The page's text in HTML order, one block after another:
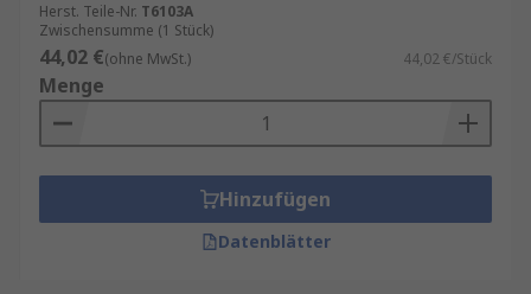
Herst. Teile-Nr. T6103A
Zwischensumme (1 Stück)
44,02 €(ohne MwSt.) 44,02 €/Stück
Menge
Hinzufügen
Datenblätter